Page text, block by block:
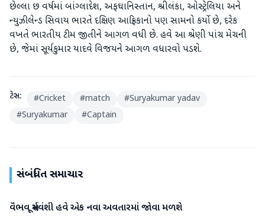
છેલ્લા છ વર્ષમાં બાંગ્લાદેશ, અફઘાનિસ્તાન, શ્રીલંકા, ઓસ્ટ્રેલિયા અને
ન્યુઝીલેન્ડ સિવાય ભારતે દક્ષિણ આફ્રિકાનો પણ સામનો કર્યો છે, દરેક
વખતે ભારતીય ટીમ જીતીને આગળ વધી છે. હવે આ શ્રેણી પાંચ મેચની
છે, જેમાં સૂર્યકુમાર યાદવે વિજયને આગળ વધારવો પડશે.
ટેગ્સ: #Cricket #match #Suryakumar yadav
#Suryakumar #Captain
સંબંધિત સમાચાર
રમતગમત
વૈભવ સૂર્યવંશી હવે એક નવા અવતારમાં જોવા મળશે